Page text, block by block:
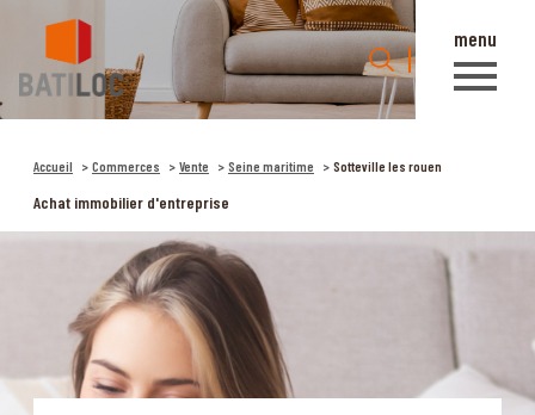
menu
Accueil
0
Accueil Commerces Vente Seine maritime Sotteville les rouen
Achat immobilier d'entreprise